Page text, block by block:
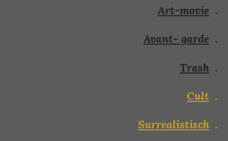
Art-movie .
Avant- garde .
Trash .
Cult .
Surrealistisch .